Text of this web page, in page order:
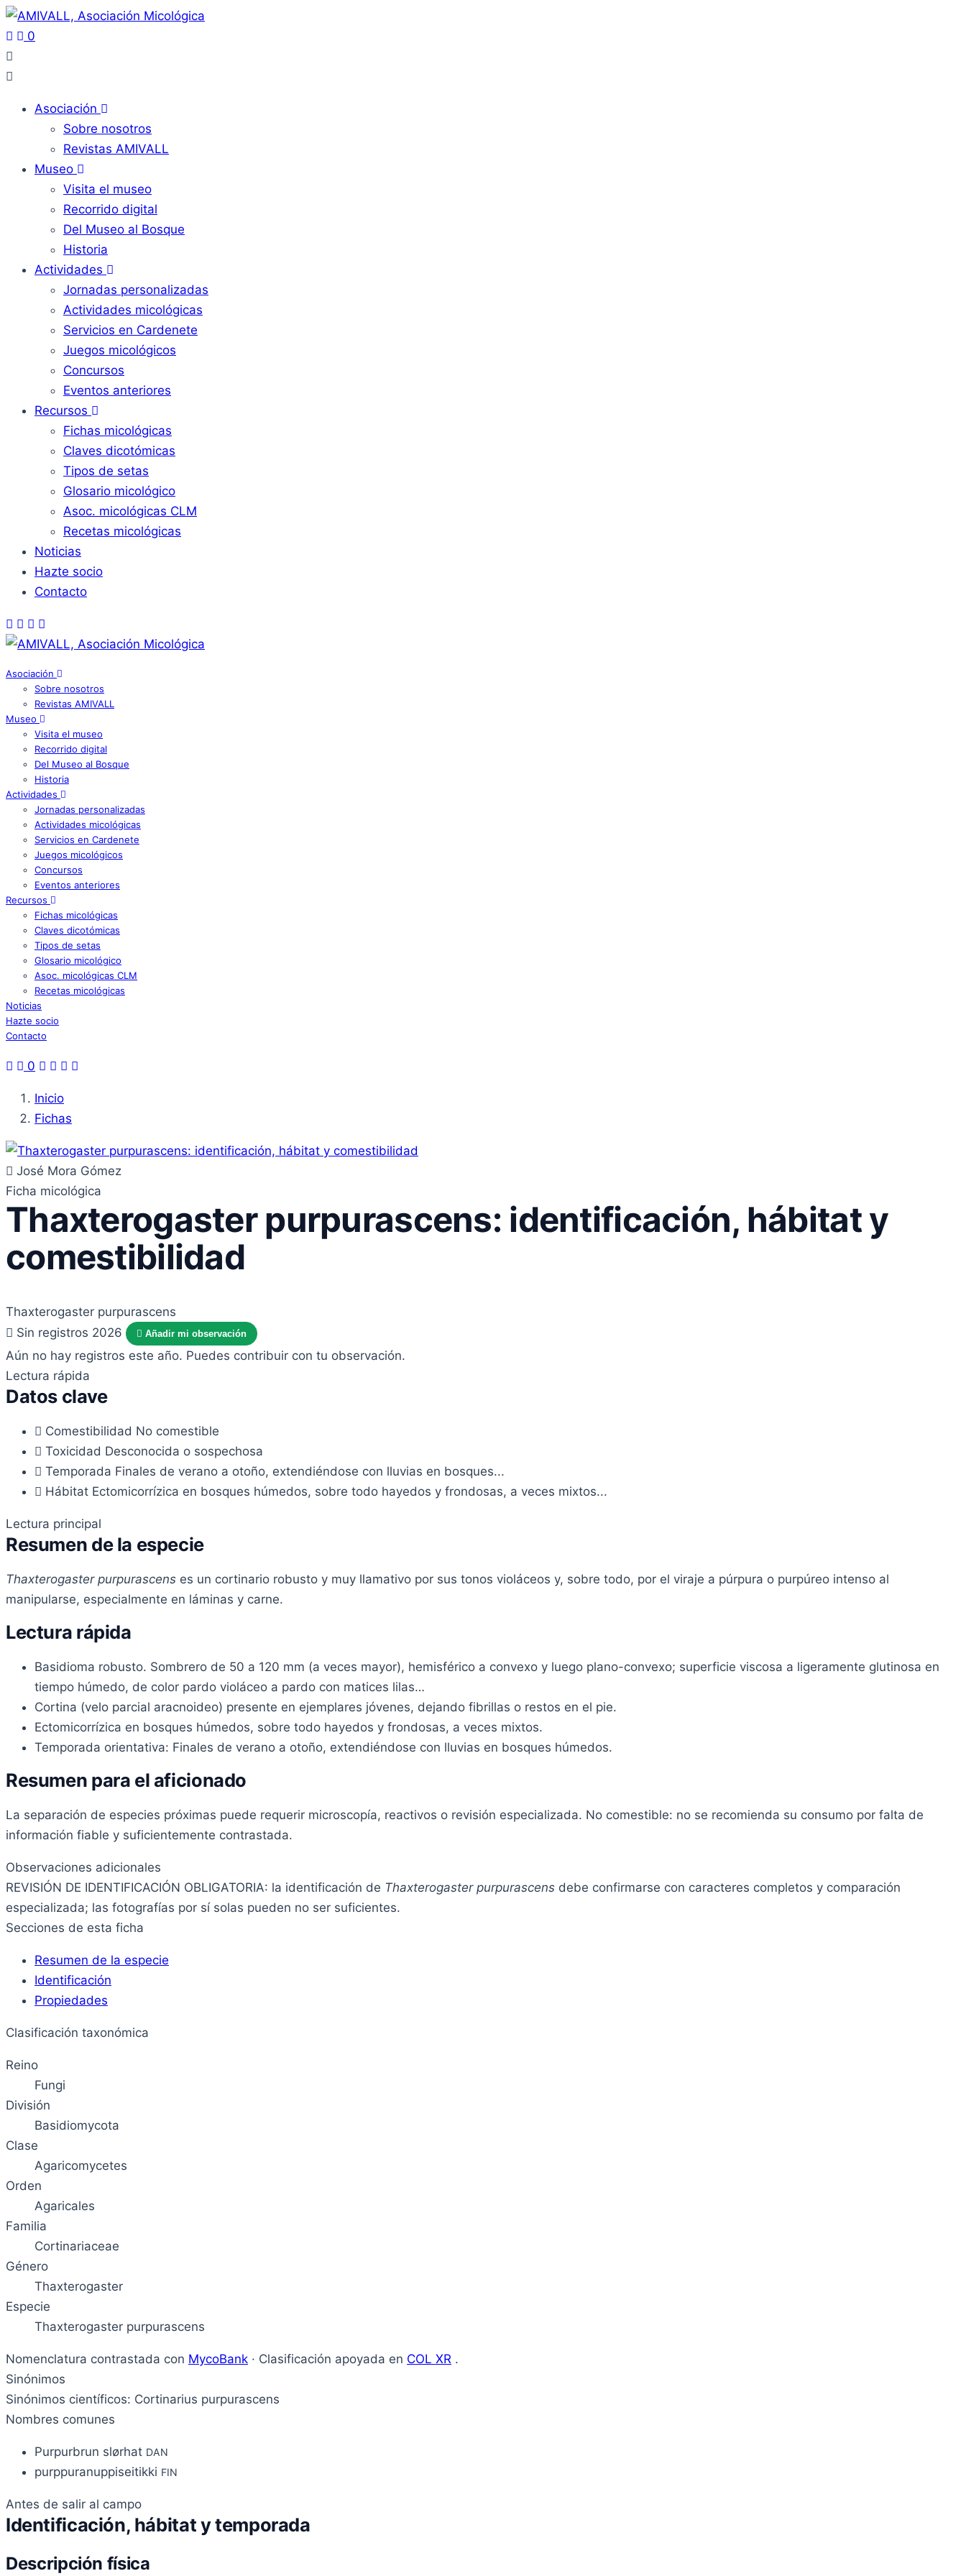
0
Asociación
Sobre nosotros
Revistas AMIVALL
Museo
Visita el museo
Recorrido digital
Del Museo al Bosque
Historia
Actividades
Jornadas personalizadas
Actividades micológicas
Servicios en Cardenete
Juegos micológicos
Concursos
Eventos anteriores
Recursos
Fichas micológicas
Claves dicotómicas
Tipos de setas
Glosario micológico
Asoc. micológicas CLM
Recetas micológicas
Noticias
Hazte socio
Contacto
Asociación
Sobre nosotros
Revistas AMIVALL
Museo
Visita el museo
Recorrido digital
Del Museo al Bosque
Historia
Actividades
Jornadas personalizadas
Actividades micológicas
Servicios en Cardenete
Juegos micológicos
Concursos
Eventos anteriores
Recursos
Fichas micológicas
Claves dicotómicas
Tipos de setas
Glosario micológico
Asoc. micológicas CLM
Recetas micológicas
Noticias
Hazte socio
Contacto
0
Inicio
Fichas
José Mora Gómez
Ficha micológica
Thaxterogaster purpurascens: identificación, hábitat y
comestibilidad
Thaxterogaster purpurascens
Sin registros 2026
Añadir mi observación
Aún no hay registros este año. Puedes contribuir con tu observación.
Lectura rápida
Datos clave
Comestibilidad No comestible
Toxicidad Desconocida o sospechosa
Temporada Finales de verano a otoño, extendiéndose con lluvias en bosques...
Hábitat Ectomicorrízica en bosques húmedos, sobre todo hayedos y frondosas, a veces mixtos...
Lectura principal
Resumen de la especie
Thaxterogaster purpurascens es un cortinario robusto y muy llamativo por sus tonos violáceos y, sobre todo, por el viraje a púrpura o purpúreo intenso al
manipularse, especialmente en láminas y carne.
Lectura rápida
Basidioma robusto. Sombrero de 50 a 120 mm (a veces mayor), hemisférico a convexo y luego plano-convexo; superficie viscosa a ligeramente glutinosa en
tiempo húmedo, de color pardo violáceo a pardo con matices lilas…
Cortina (velo parcial aracnoideo) presente en ejemplares jóvenes, dejando fibrillas o restos en el pie.
Ectomicorrízica en bosques húmedos, sobre todo hayedos y frondosas, a veces mixtos.
Temporada orientativa: Finales de verano a otoño, extendiéndose con lluvias en bosques húmedos.
Resumen para el aficionado
La separación de especies próximas puede requerir microscopía, reactivos o revisión especializada. No comestible: no se recomienda su consumo por falta de
información fiable y suficientemente contrastada.
Observaciones adicionales
REVISIÓN DE IDENTIFICACIÓN OBLIGATORIA: la identificación de Thaxterogaster purpurascens debe confirmarse con caracteres completos y comparación
especializada; las fotografías por sí solas pueden no ser suficientes.
Secciones de esta ficha
Resumen de la especie
Identificación
Propiedades
Clasificación taxonómica
Reino
Fungi
División
Basidiomycota
Clase
Agaricomycetes
Orden
Agaricales
Familia
Cortinariaceae
Género
Thaxterogaster
Especie
Thaxterogaster purpurascens
Nomenclatura contrastada con MycoBank · Clasificación apoyada en COL XR .
Sinónimos
Sinónimos científicos: Cortinarius purpurascens
Nombres comunes
Purpurbrun slørhat DAN
purppuranuppiseitikki FIN
Antes de salir al campo
Identificación, hábitat y temporada
Descripción física